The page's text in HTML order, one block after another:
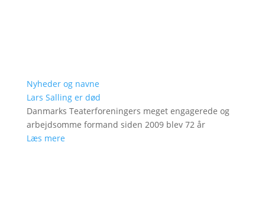
Nyheder og navne
Lars Salling er død
Danmarks Teaterforeningers meget engagerede og
arbejdsomme formand siden 2009 blev 72 år
Læs mere